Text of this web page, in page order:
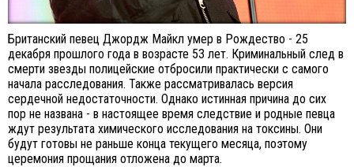
Британский певец Джордж Майкл умер в Рождество - 25
декабря прошлого года в возрасте 53 лет. Криминальный след в
смерти звезды полицейские отбросили практически с самого
начала расследования. Также рассматривалась версия
сердечной недостаточности. Однако истинная причина до сих
пор не названа - в настоящее время следствие и родные певца
ждут результата химического исследования на токсины. Они
будут готовы не раньше конца текущего месяца, поэтому
церемония прощания отложена до марта.